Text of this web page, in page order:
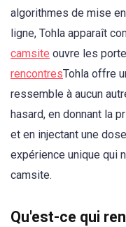
algorithmes de mise
ligne, Tohla apparaît
camsite ouvre les
rencontresTohla offre
ressemble à aucun
hasard, en donnant la
et en injectant une
expérience unique qui
camsite.
Qu'est-ce qui